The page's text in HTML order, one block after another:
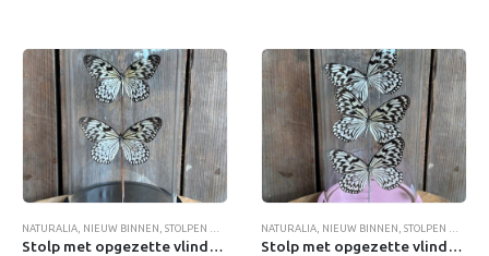
NATURALIA NIEUW BINNEN STOLPEN MET VLINDERS
Stolp met opgezette vlinders Idea Leuconoe
NATURALIA NIEUW BINNEN STOLPEN MET VLINDERS
Stolp met opgezette vlinders Idea Leuconoe